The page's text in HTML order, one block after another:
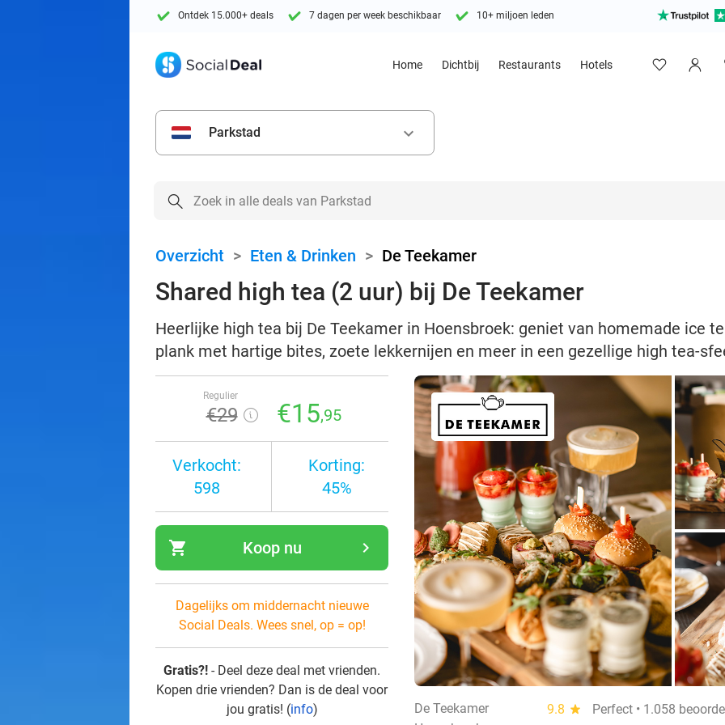
Ontdek 15.000+ deals 7 dagen per week beschikbaar 10+ miljoen leden
Home Dichtbij Restaurants Hotels
Parkstad keyboard_arrow_down
Overzicht > Eten & Drinken > De Teekamer
Shared high tea (2 uur) bij De Teekamer
Heerlijke high tea bij De Teekamer in Hoensbroek: geniet van homemade ice
plank met hartige bites, zoete lekkernijen en meer in een gezellige high tea-
Regulier
€29 €15,95
Verkocht:
598
Korting:
45%
shopping_cart navigate_next
Koop nu
Dagelijks om middernacht nieuwe
Social Deals. Wees snel, op = op!
Gratis?! - Deel deze deal met vrienden.
Kopen drie vrienden? Dan is de deal voor
jou gratis! (info) De Teekamer 9.8 star
Perfect • 1.058